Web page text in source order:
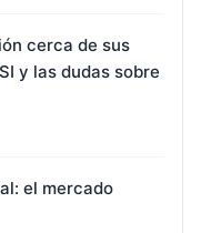
cerca de sus
y las dudas sobre
el mercado